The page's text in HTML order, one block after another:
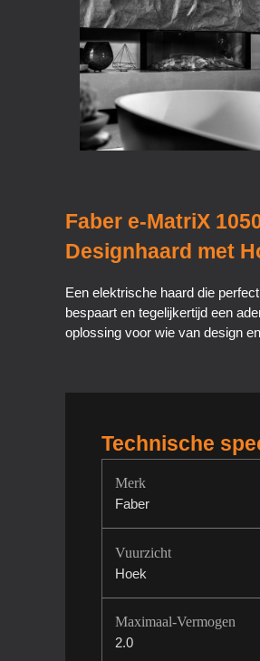
Faber e-MatriX
Designhaard met
Een elektrische haard die
bespaart en tegelijkertijd een
oplossing voor wie van design
Technische
Merk
Faber
Vuurzicht
Hoek
Maximaal-Vermogen
2.0